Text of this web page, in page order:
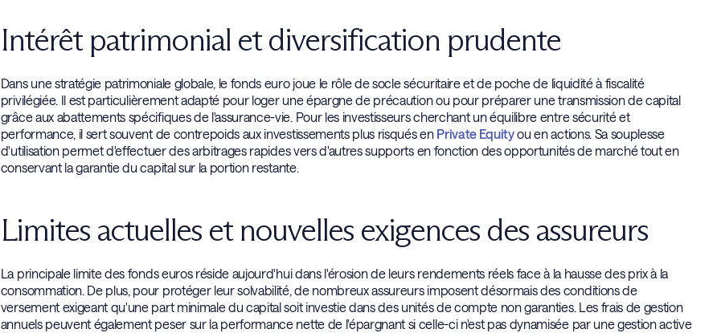
Intérêt patrimonial et diversification prudente
Dans une stratégie patrimoniale globale, le fonds euro joue le rôle de socle sécuritaire et de poche de liquidité à fiscalité
privilégiée. Il est particulièrement adapté pour loger une épargne de précaution ou pour préparer une transmission de capital
grâce aux abattements spécifiques de l'assurance-vie. Pour les investisseurs cherchant un équilibre entre sécurité et
performance, il sert souvent de contrepoids aux investissements plus risqués en Private Equityou en actions. Sa souplesse
d'utilisation permet d'effectuer des arbitrages rapides vers d'autres supports en fonction des opportunités de marché tout en
conservant la garantie du capital sur la portion restante.
Limites actuelles et nouvelles exigences des assureurs
La principale limite des fonds euros réside aujourd'hui dans l'érosion de leurs rendements réels face à la hausse des prix à la
consommation. De plus, pour protéger leur solvabilité, de nombreux assureurs imposent désormais des conditions de
versement exigeant qu'une part minimale du capital soit investie dans des unités de compte non garanties. Les frais de gestion
annuels peuvent également peser sur la performance nette de l'épargnant si celle-ci n'est pas dynamisée par une gestion active